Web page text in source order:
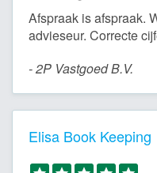
Afspraak is afspraak.
advieseur. Correcte
- 2P Vastgoed B.V.
Elisa Book Keeping